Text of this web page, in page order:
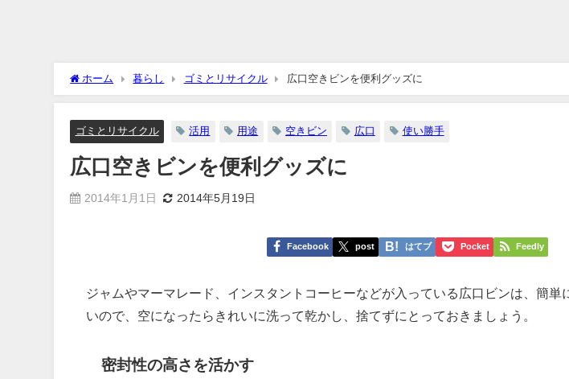
ホーム 暮らし ゴミとリサイクル 広口空きビンを便利グッズに
ゴミとリサイクル 活用 用途 空きビン 広口 使い勝手
広口空きビンを便利グッズに
2014年1月1日 2014年5月19日
Facebook post はてブ Pocket Feedly
ジャムやマーマレード、インスタントコーヒーなどが入っている広口ビンは、簡単
いので、空になったらきれいに洗って乾かし、捨てずにとっておきましょう。
密封性の高さを活かす